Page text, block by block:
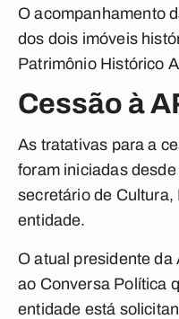
O acompanhamento
dos dois imóveis
Patrimônio Histórico
Cessão à
As tratativas para a
foram iniciadas
secretário de
entidade.
O atual presidente da
ao Conversa Política
entidade está